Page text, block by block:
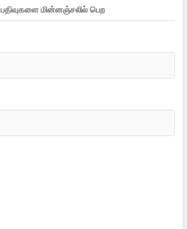
பதிவுகளை மின்னஞ்சலில் பெற